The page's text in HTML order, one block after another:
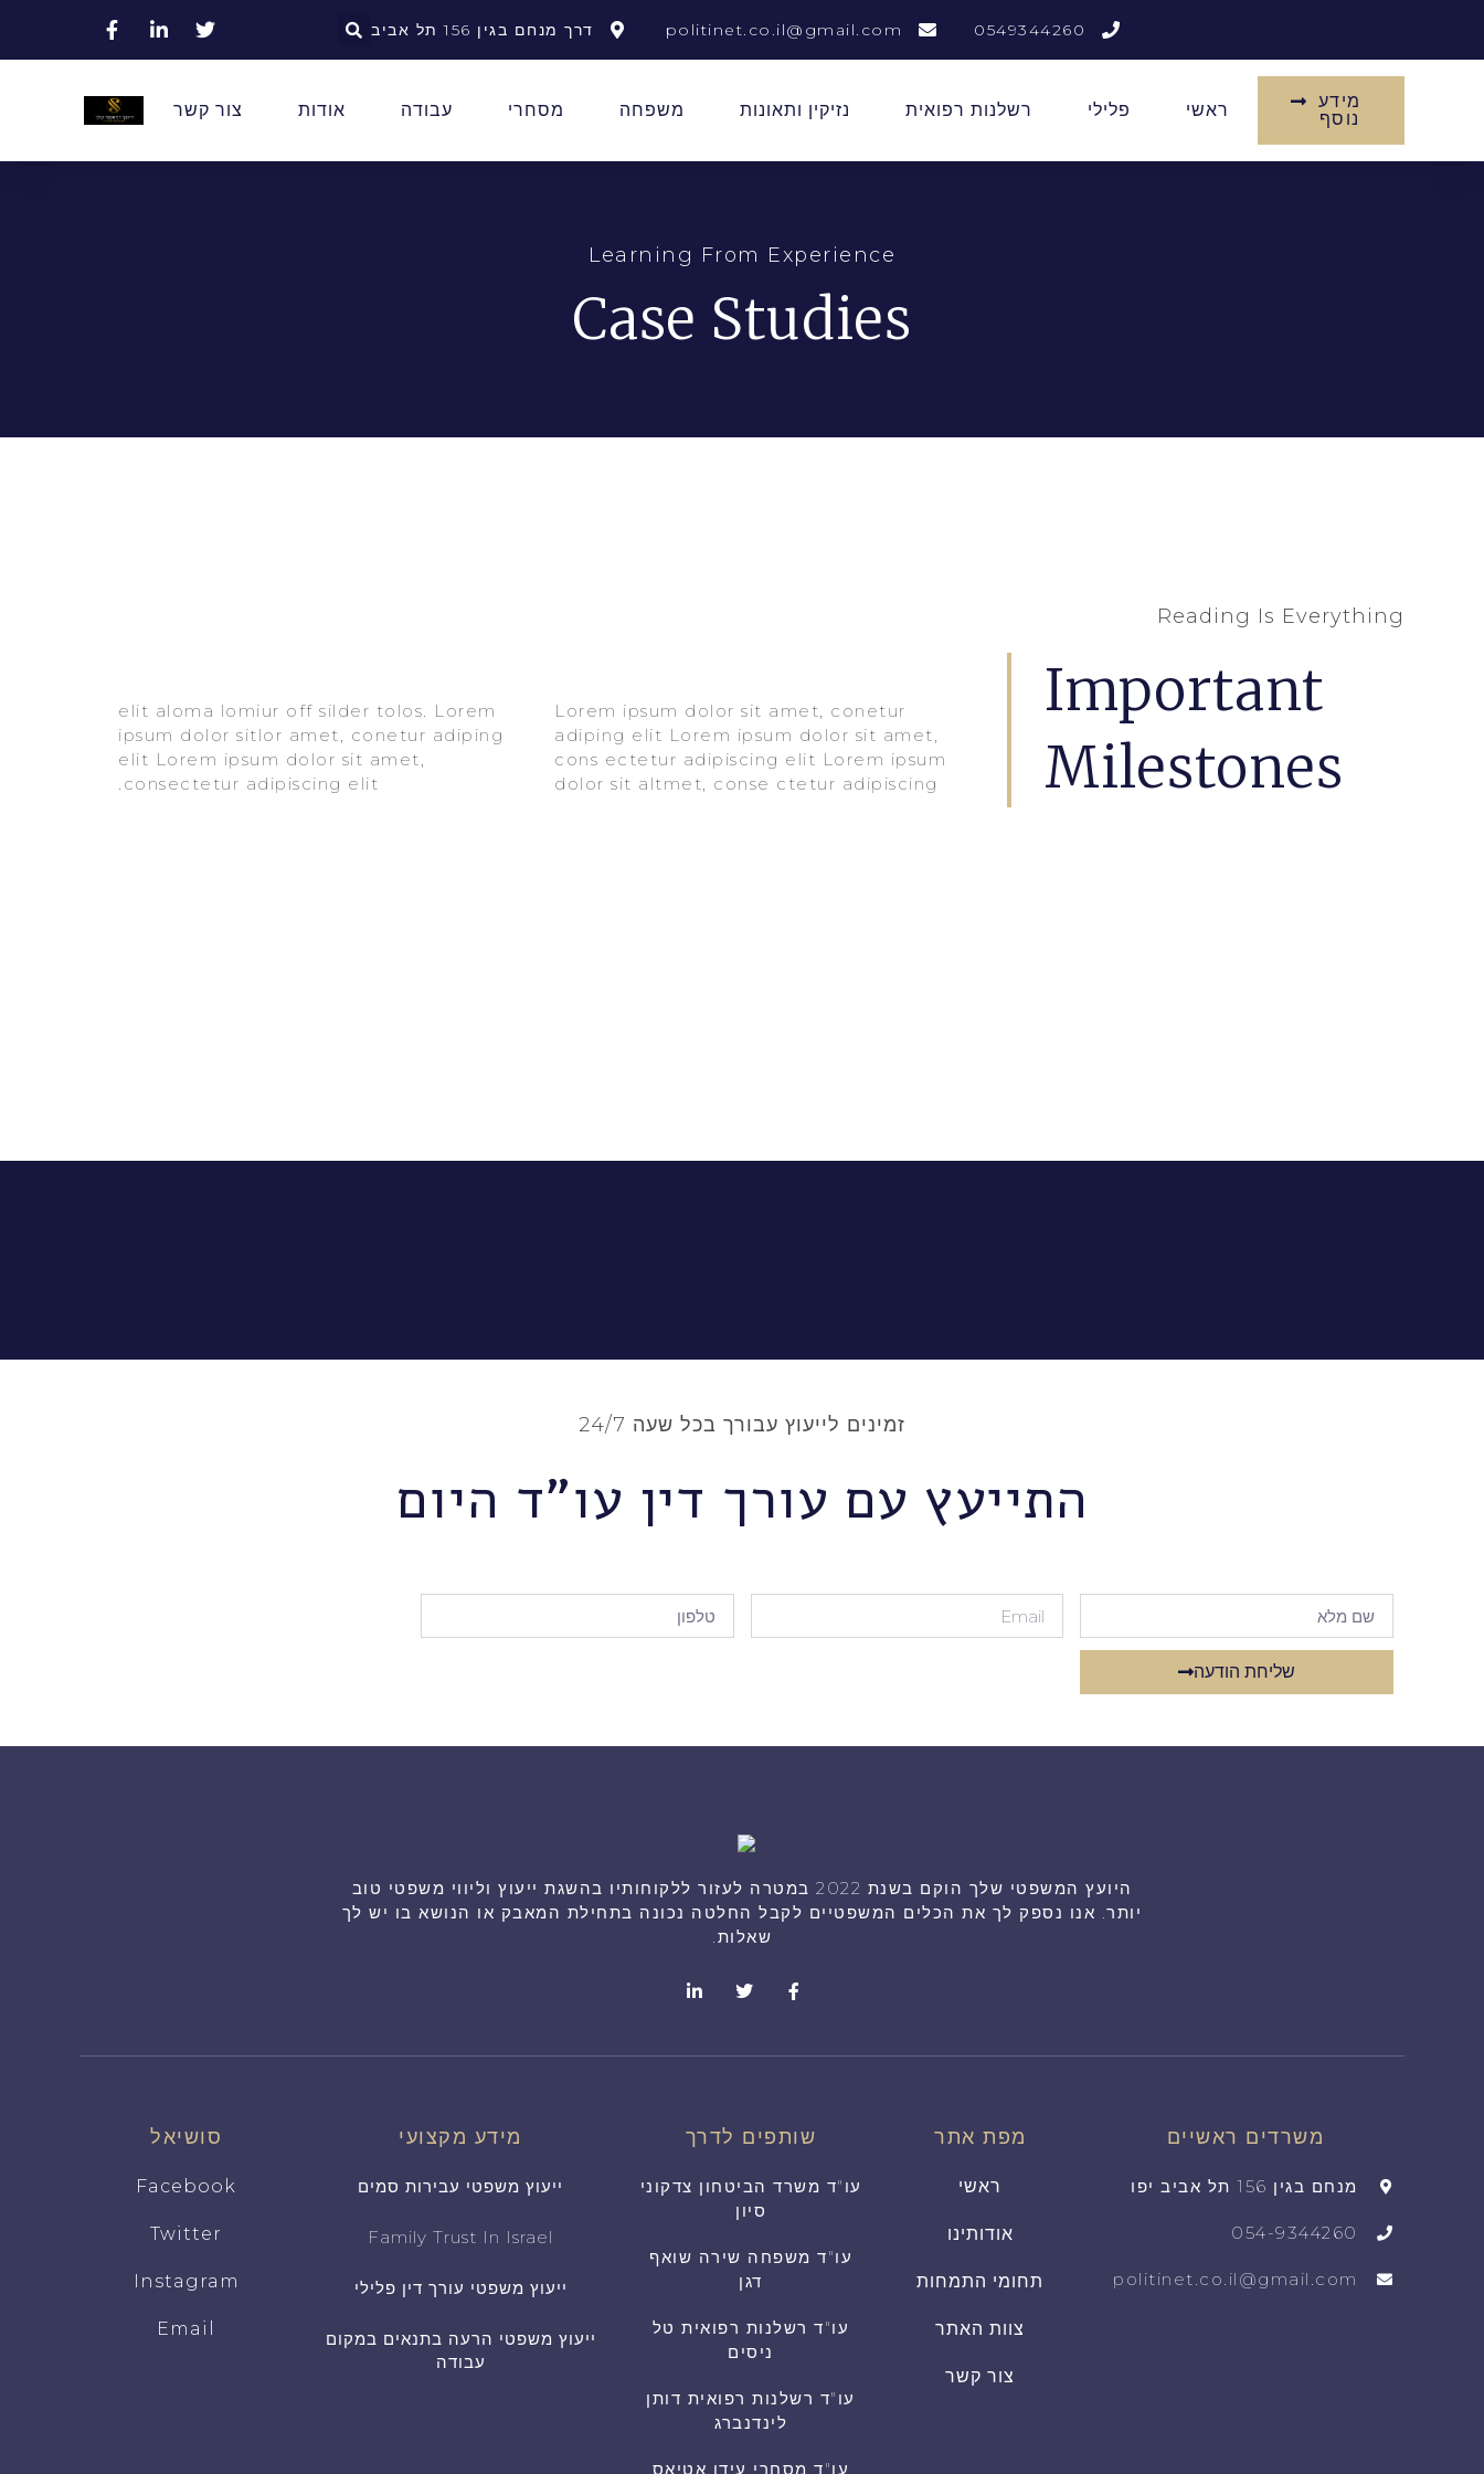
0549344260
politinet.co.il@gmail.com דרך מנחם בגין 156 תל אביב
מידע
נוסף
ראשי פלילי רשלנות רפואית נזיקין ותאונות משפחה מסחרי עבודה אודות צור קשר
Learning From Experience
Case Studies
Reading Is Everything
Important
Milestones
Lorem ipsum dolor sit amet, conetur
adiping elit Lorem ipsum dolor sit amet,
cons ectetur adipiscing elit Lorem ipsum
dolor sit altmet, conse ctetur adipiscing
elit aloma lomiur off silder tolos. Lorem
ipsum dolor sitlor amet, conetur adiping
elit Lorem ipsum dolor sit amet,
consectetur adipiscing elit.
זמינים לייעוץ עבורך בכל שעה 24/7
התייעץ עם עורך דין עו"ד היום
שליחת הודעה
היועץ המשפטי שלך הוקם בשנת 2022 במטרה לעזור ללקוחותיו בהשגת ייעוץ וליווי משפטי טוב
יותר. אנו נספק לך את הכלים המשפטיים לקבל החלטה נכונה בתחילת המאבק או הנושא בו יש לך
שאלות.
משרדים ראשיים
מנחם בגין 156 תל אביב יפו
054-9344260
politinet.co.il@gmail.com
מפת אתר
ראשי
אודותינו
תחומי התמחות
צוות האתר
צור קשר
שותפים לדרך
עו"ד משרד הביטחון צדקוני
סיון
עו"ד משפחה שירה שואף
דגן
עו"ד רשלנות רפואית טל
ניסים
עו"ד רשלנות רפואית דותן
לינדנברג
עו"ד מסחרי עידן אטיאס
מידע מקצועי
ייעוץ משפטי עבירות סמים
Family Trust In Israel
ייעוץ משפטי עורך דין פלילי
ייעוץ משפטי הרעה בתנאים במקום
עבודה
סושיאל
Facebook
Twitter
Instagram
Email